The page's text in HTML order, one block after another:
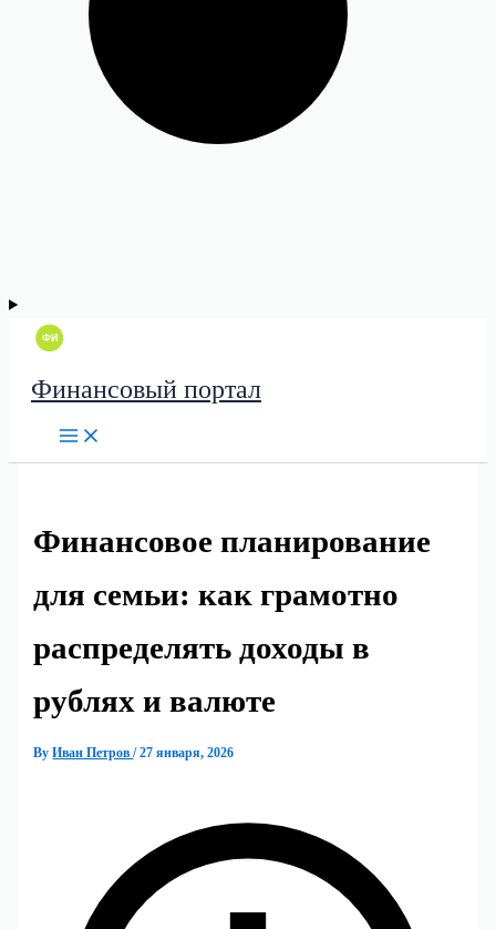
Финансовый портал
Финансовое планирование
для семьи: как грамотно
распределять доходы в
рублях и валюте
ByИван Петров/27 января, 2026